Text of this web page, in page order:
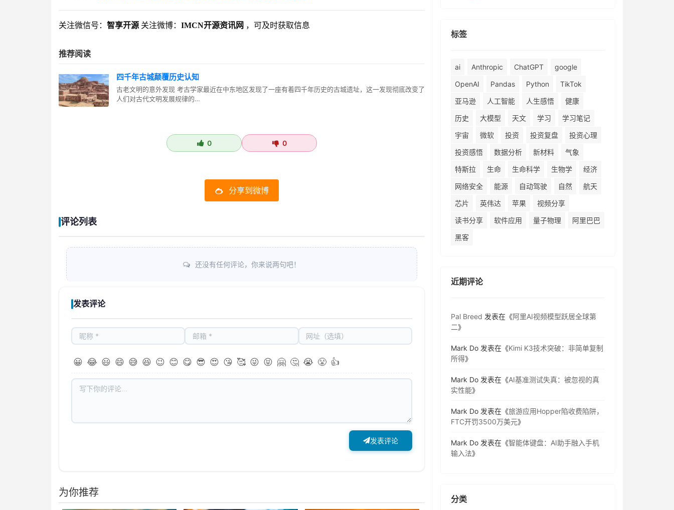
关注微信号： 智享开源 关注微博： IMCN开源资讯网 ，可及时获取信息
推荐阅读
四千年古城颠覆历史认知
古老文明的意外发现 考古学家最近在中东地区发现了一座有着四千年历史的古城遗址，这一发现彻底改变了
人们对古代文明发展规律的…
0 0
分享到微博
评论列表
还没有任何评论，你来说两句吧！
发表评论
😀 😂 😃 😄 😅 😆 😉 😊 😋 😎 😍 😘 🥰 😜 😝 🤗 🤔 😭 😤 👍
发表评论
为你推荐
标签
ai Anthropic ChatGPT
google
OpenAI
Pandas Python
TikTok
亚马逊
人工智能 人生感悟
健康
历史
大模型 天文 学习
学习笔记
宇宙
微软 投资 投资复盘
投资心理
投资感悟
数据分析 新材料
气象
特斯拉
生命 生命科学 生物学
经济
网络安全
能源 自动驾驶 自然
航天
芯片
英伟达 苹果
视频分享
读书分享
软件应用 量子物理
阿里巴巴
黑客
近期评论
Pal Breed 发表在《阿里AI视频模型跃居全球第
二》
Mark Do 发表在《Kimi K3技术突破：非简单复制
所得》
Mark Do 发表在《AI基准测试失真：被忽视的真
实性能》
Mark Do 发表在《旅游应用Hopper陷收费陷阱，
FTC开罚3500万美元》
Mark Do 发表在《智能体键盘：AI助手融入手机
输入法》
分类